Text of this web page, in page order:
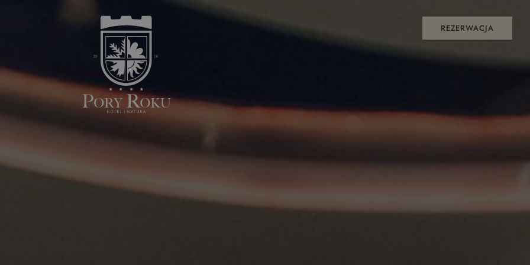
REZERWACJA